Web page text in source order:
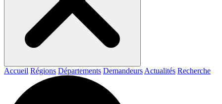
Accueil Régions Départements Demandeurs Actualités Recherche